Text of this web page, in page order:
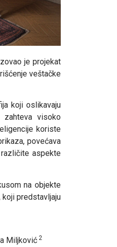
je projekat
veštačke
koji oslikavaju
zahteva visoko
koriste
povećava
aspekte
na objekte
predstavljaju
Miljković 2